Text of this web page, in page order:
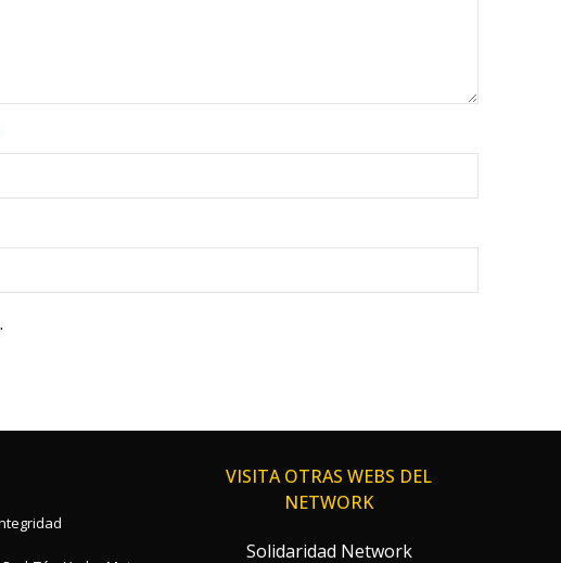
VISITA OTRAS WEBS DEL
NETWORK
Solidaridad Network